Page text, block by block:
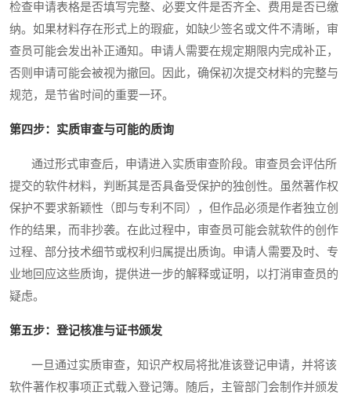
检查申请表格是否填写完整、必要文件是否齐全、费用是否已缴
纳。如果材料存在形式上的瑕疵，如缺少签名或文件不清晰，审
查员可能会发出补正通知。申请人需要在规定期限内完成补正，
否则申请可能会被视为撤回。因此，确保初次提交材料的完整与
规范，是节省时间的重要一环。
第四步：实质审查与可能的质询
通过形式审查后，申请进入实质审查阶段。审查员会评估所
提交的软件材料，判断其是否具备受保护的独创性。虽然著作权
保护不要求新颖性（即与专利不同），但作品必须是作者独立创
作的结果，而非抄袭。在此过程中，审查员可能会就软件的创作
过程、部分技术细节或权利归属提出质询。申请人需要及时、专
业地回应这些质询，提供进一步的解释或证明，以打消审查员的
疑虑。
第五步：登记核准与证书颁发
一旦通过实质审查，知识产权局将批准该登记申请，并将该
软件著作权事项正式载入登记簿。随后，主管部门会制作并颁发